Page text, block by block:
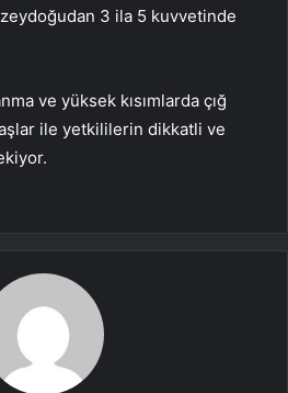
3 ila 5 kuvvetinde
ve yüksek kısımlarda çığ
ile yetkililerin dikkatli ve